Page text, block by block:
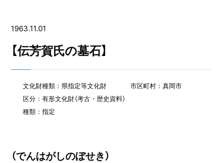
1963.11.01
【伝芳賀氏の墓石】
文化財種類：県指定等文化財
市区町村：真岡市
区分：有形文化財（考古・歴史資料）
種類：指定
（でんはがしのぼせき）